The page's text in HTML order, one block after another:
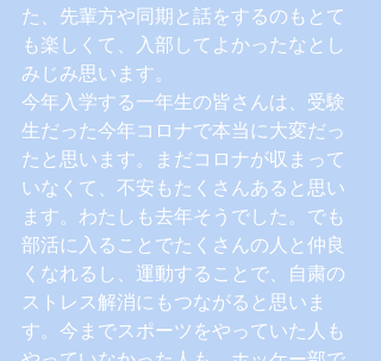
た、先輩方や同期と話をするのもとて
も楽しくて、入部してよかったなとし
みじみ思います。
今年入学する一年生の皆さんは、受験
生だった今年コロナで本当に大変だっ
たと思います。まだコロナが収まって
いなくて、不安もたくさんあると思い
ます。わたしも去年そうでした。でも
部活に入ることでたくさんの人と仲良
くなれるし、運動することで、自粛の
ストレス解消にもつながると思いま
す。今までスポーツをやっていた人も